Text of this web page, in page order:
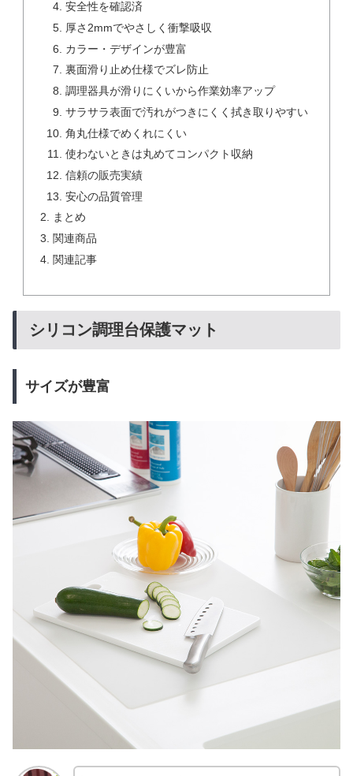
安全性を確認済
厚さ2mmでやさしく衝撃吸収
カラー・デザインが豊富
裏面滑り止め仕様でズレ防止
調理器具が滑りにくいから作業効率アップ
サラサラ表面で汚れがつきにくく拭き取りやすい
角丸仕様でめくれにくい
使わないときは丸めてコンパクト収納
信頼の販売実績
安心の品質管理
まとめ
関連商品
関連記事
シリコン調理台保護マット
サイズが豊富